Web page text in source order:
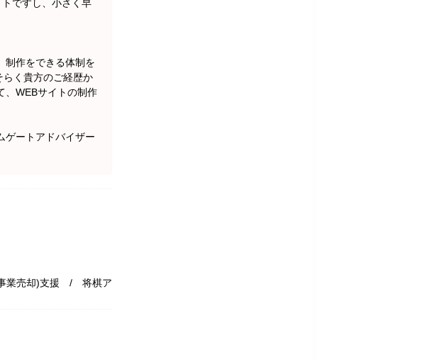
ですし、小さく早
制作をできる体制を
く貴方のご経歴か
、WEBサイトの制作
ゲートアドバイザー
業売却)支援 / 将棋ア